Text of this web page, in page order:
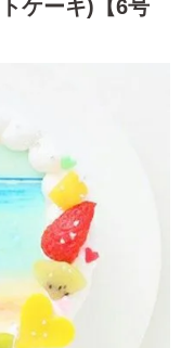
ケーキ)【6号